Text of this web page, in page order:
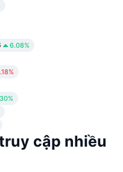
6.08%
cập nhiều